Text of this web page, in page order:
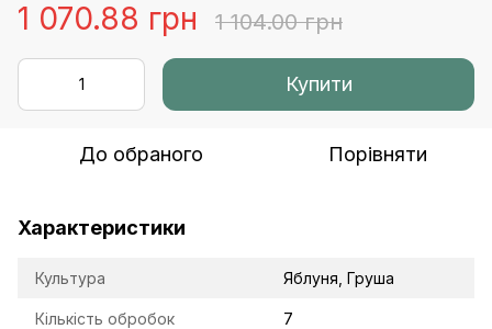
1 070.88 грн 1 104.00 грн
Купити
До обраного Порівняти
Характеристики
Культура Яблуня, Груша
Кількість обробок 7